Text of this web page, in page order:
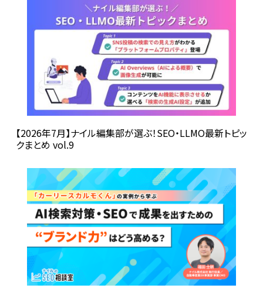
【2026年7月】ナイル編集部が選ぶ！SEO・LLMO最新トピッ
クまとめ vol.9